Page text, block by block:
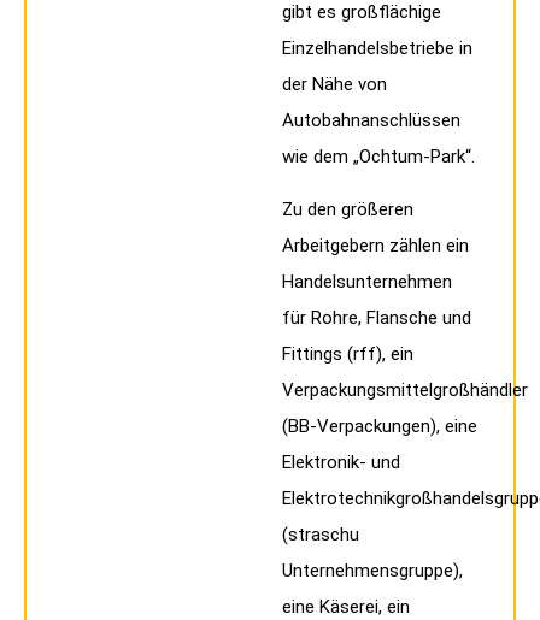
gibt es großflächige
Einzelhandelsbetriebe in
der Nähe von
Autobahnanschlüssen
wie dem „Ochtum-Park“.
Zu den größeren
Arbeitgebern zählen ein
Handelsunternehmen
für Rohre, Flansche und
Fittings (rff), ein
Verpackungsmittelgroßhändler
(BB-Verpackungen), eine
Elektronik- und
(straschu
Unternehmensgruppe),
eine Käserei, ein